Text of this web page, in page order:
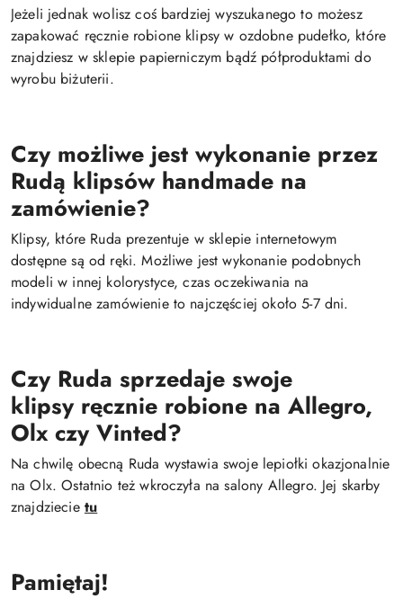
Jeżeli jednak wolisz coś bardziej wyszukanego to możesz
zapakować ręcznie robione klipsy w ozdobne pudełko, które
znajdziesz w sklepie papierniczym bądź półproduktami do
wyrobu biżuterii.
Czy możliwe jest wykonanie przez
Rudą klipsów handmade na
zamówienie?
Klipsy, które Ruda prezentuje w sklepie internetowym
dostępne są od ręki. Możliwe jest wykonanie podobnych
modeli w innej kolorystyce, czas oczekiwania na
indywidualne zamówienie to najczęściej około 5-7 dni.
Czy Ruda sprzedaje swoje
klipsy ręcznie robione na Allegro,
Olx czy Vinted?
Na chwilę obecną Ruda wystawia swoje lepiołki okazjonalnie
na Olx. Ostatnio też wkroczyła na salony Allegro. Jej skarby
znajdziecie tu
Pamiętaj!